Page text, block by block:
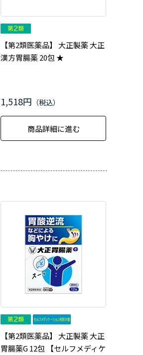
【第2類医薬品】 大正製薬 大正
漢方胃腸薬 20包 ★
1,518円
商品詳細に進む
【第2類医薬品】 大正製薬 大正
胃腸薬G 12包 【セルフメディケ